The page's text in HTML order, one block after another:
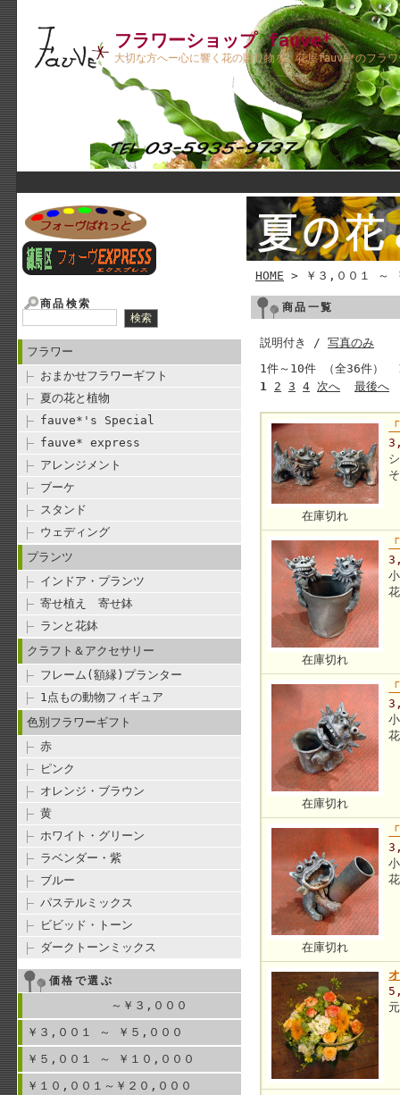
フラワーショップ fauve*
大切な方へー心に響く花の贈り物を。花屋fauve*のフラ
商品検索
フラワー
おまかせフラワーギフト
夏の花と植物
fauve*'s Special
fauve* express
アレンジメント
ブーケ
スタンド
ウェディング
プランツ
インドア・プランツ
寄せ植え 寄せ鉢
ランと花鉢
クラフト＆アクセサリー
フレーム(額縁)プランター
1点もの動物フィギュア
色別フラワーギフト
赤
ピンク
オレンジ・ブラウン
黄
ホワイト・グリーン
ラベンダー・紫
ブルー
パステルミックス
ビビッド・トーン
ダークトーンミックス
価格で選ぶ
～￥３,０００
￥３,００１ ～ ￥５,０００
￥５,００１ ～ ￥１０,０００
￥１０,００１～￥２０,０００
HOME > ￥３,００１ ～
商品一覧
説明付き / 写真のみ
1件～10件 （全36件）
1 2 3 4 次へ 最後へ
在庫切れ
在庫切れ
在庫切れ
在庫切れ